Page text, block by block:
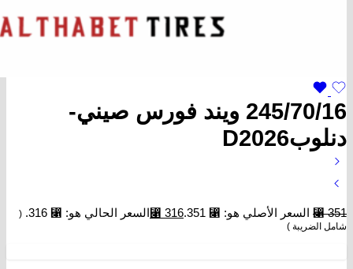
245/70/16 ويند فورس صيني-
دنلوبD2026
⃁351 السعر الأصلي هو: ⃁ 351. ⃁ 316 السعر الحالي هو: ⃁ 316.
(
شامل الضريبة )